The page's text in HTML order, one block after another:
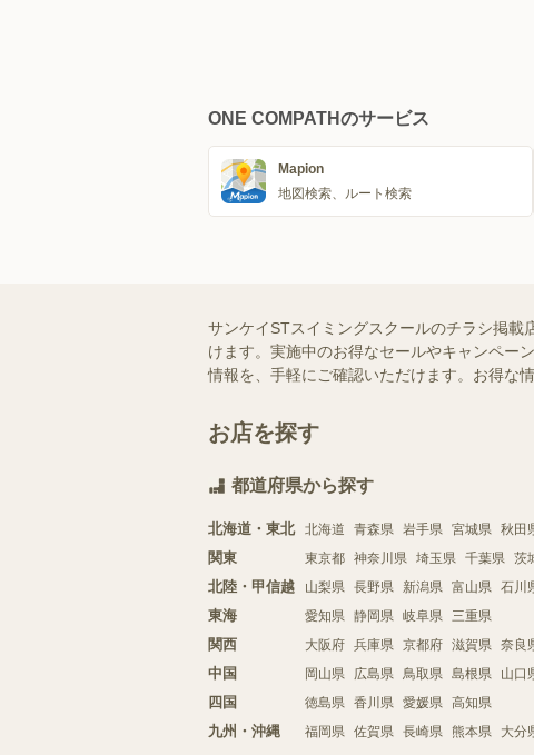
ONE COMPATHのサービス
Mapion
地図検索、ルート検索
サンケイSTスイミングスクールのチラシ掲
けます。実施中のお得なセールやキャンペー
情報を、手軽にご確認いただけます。お得な
お店を探す
都道府県から探す
北海道・東北 北海道 青森県 岩手県 宮城県 秋田
関東 東京都 神奈川県 埼玉県 千葉県 茨
北陸・甲信越 山梨県 長野県 新潟県 富山県 石川
東海 愛知県 静岡県 岐阜県 三重県
関西 大阪府 兵庫県 京都府 滋賀県 奈良
中国 岡山県 広島県 鳥取県 島根県 山口
四国 徳島県 香川県 愛媛県 高知県
九州・沖縄 福岡県 佐賀県 長崎県 熊本県 大分